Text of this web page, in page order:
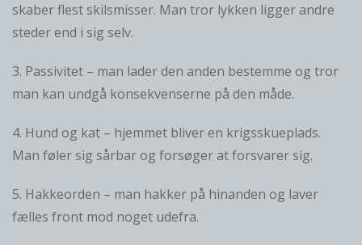
skaber flest skilsmisser. Man tror lykken ligger andre
steder end i sig selv.
3. Passivitet – man lader den anden bestemme og tror
man kan undgå konsekvenserne på den måde.
4. Hund og kat – hjemmet bliver en krigsskueplads.
Man føler sig sårbar og forsøger at forsvarer sig.
5. Hakkeorden – man hakker på hinanden og laver
fælles front mod noget udefra.